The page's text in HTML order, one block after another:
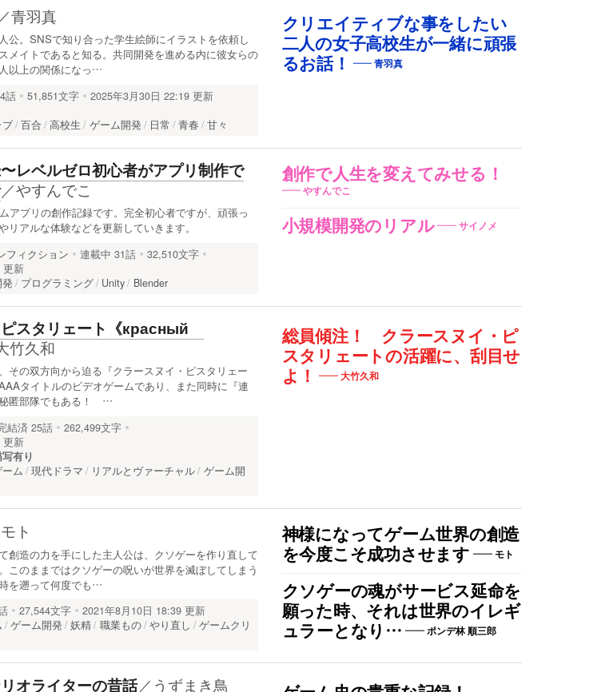
クリエイティブな事をしたい
二人の女子高校生が一緒に頑張
るお話！
青羽真
／青羽真
公。SNSで知り合った学生絵師にイラストを依頼し
メイトであると知る。共同開発を進める内に彼女らの
以上の関係になっ…
話 51,851文字
2025年3月30日 22:19 更新
ブ 百合 高校生 ゲーム開発 日常 青春 甘々
創作で人生を変えてみせる！
やすんでこ
小規模開発のリアル サイノメ
レベルゼロ初心者がアプリ制作で
／やすんでこ
アプリの創作記録です。完全初心者ですが、頑張っ
リアルな体験などを更新していきます。
フィクション 連載中 31話
32,510文字
更新
プログラミング Unity Blender
総員傾注！ クラースヌイ・ピ
スタリェートの活躍に、刮目せ
よ！
大竹久和
スタリェート《красный
竹久和
その双方向から迫る『クラースヌイ・ピスタリェー
タイトルのビデオゲームであり、また同時に『連
匿部隊でもある！ …
結済 25話
262,499文字
更新
有り
ム 現代ドラマ リアルとヴァーチャル
ゲーム開
神様になってゲーム世界の創造
を今度こそ成功させます
モト
クソゲーの魂がサービス延命を
願った時、それは世界のイレギ
ュラーとなり…
ポンデ林 順三郎
モト
創造の力を手にした主人公は、クソゲーを作り直して
このままではクソゲーの呪いが世界を滅ぼしてしまう
を遡って何度でも…
27,544文字
2021年8月10日 18:39 更新
ゲーム開発 妖精 職業もの やり直し
ゲームクリ
オライターの昔話／ うずまき鳥